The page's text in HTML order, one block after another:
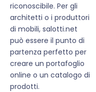
riconoscibile. Per gli
architetti o i produttori
di mobili, salotti.net
può essere il punto di
partenza perfetto per
creare un portafoglio
online o un catalogo di
prodotti.